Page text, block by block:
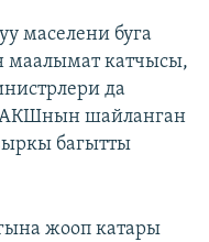
маселени буга
маалымат катчысы,
да
шайланган
багытты
жооп катары